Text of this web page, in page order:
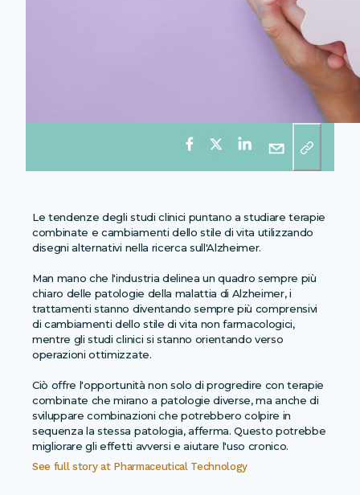
Le tendenze degli studi clinici puntano a studiare terapie
combinate e cambiamenti dello stile di vita utilizzando
disegni alternativi nella ricerca sull'Alzheimer.
Man mano che l'industria delinea un quadro sempre più
chiaro delle patologie della malattia di Alzheimer, i
trattamenti stanno diventando sempre più comprensivi
di cambiamenti dello stile di vita non farmacologici,
mentre gli studi clinici si stanno orientando verso
operazioni ottimizzate.
Ciò offre l'opportunità non solo di progredire con terapie
combinate che mirano a patologie diverse, ma anche di
sviluppare combinazioni che potrebbero colpire in
sequenza la stessa patologia, afferma. Questo potrebbe
See full story atPharmaceutical Technology